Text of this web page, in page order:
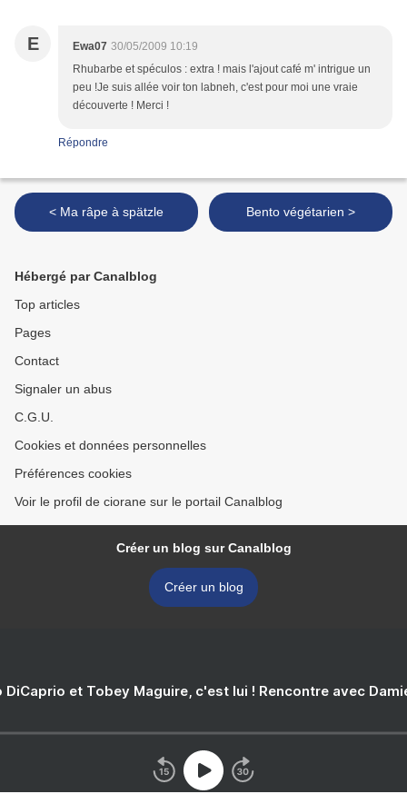
E Ewa07 30/05/2009 10:19
Rhubarbe et spéculos : extra ! mais l'ajout café m' intrigue un
peu !Je suis allée voir ton labneh, c'est pour moi une vraie
découverte ! Merci !
Répondre
< Ma râpe à spätzle Bento végétarien >
Hébergé par Canalblog
Top articles
Pages
Contact
Signaler un abus
C.G.U.
Cookies et données personnelles
Préférences cookies
Voir le profil de ciorane sur le portail Canalblog
Créer un blog sur Canalblog
Créer un blog
DiCaprio et Tobey Maguire, c'est lui ! Rencontre avec